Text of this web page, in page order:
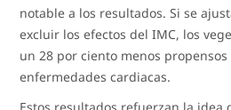
notable a los resultados. Si se
excluir los efectos del IMC, los
un 28 por ciento menos
enfermedades cardiacas.
Estos resultados refuerzan la idea